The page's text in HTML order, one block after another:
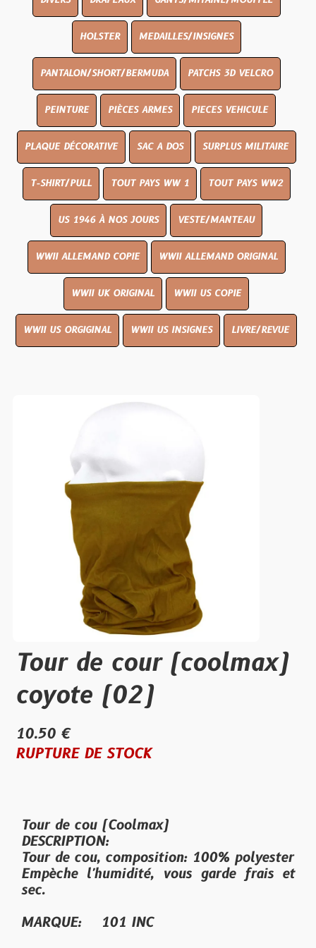
HOLSTER MEDAILLES/INSIGNES
PANTALON/SHORT/BERMUDA PATCHS 3D VELCRO
PEINTURE PIÈCES ARMES PIECES VEHICULE
PLAQUE DÉCORATIVE SAC A DOS SURPLUS MILITAIRE
T-SHIRT/PULL TOUT PAYS WW 1 TOUT PAYS WW2
US 1946 À NOS JOURS VESTE/MANTEAU
WWII ALLEMAND COPIE WWII ALLEMAND ORIGINAL
WWII UK ORIGINAL WWII US COPIE
WWII US ORGIGINAL WWII US INSIGNES LIVRE/REVUE
Tour de cour (coolmax)
coyote (02)
10.50 €
RUPTURE DE STOCK
Tour de cou (Coolmax)
DESCRIPTION:
Tour de cou, composition: 100% polyester
Empèche l'humidité, vous garde frais et
sec.
MARQUE: 101 INC